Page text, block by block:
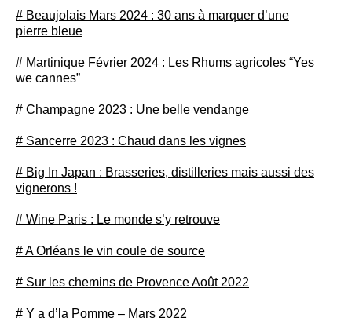
# Beaujolais Mars 2024 : 30 ans à marquer d’une
pierre bleue
# Martinique Février 2024 : Les Rhums agricoles “Yes
we cannes”
# Champagne 2023 : Une belle vendange
# Sancerre 2023 : Chaud dans les vignes
# Big In Japan : Brasseries, distilleries mais aussi des
vignerons !
# Wine Paris : Le monde s’y retrouve
# A Orléans le vin coule de source
# Sur les chemins de Provence Août 2022
# Y a d’la Pomme – Mars 2022